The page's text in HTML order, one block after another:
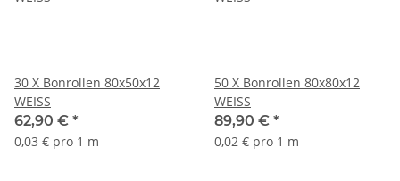
30 X Bonrollen 80x50x12
WEISS
62,90 € *
0,03 € pro 1 m
50 X Bonrollen 80x80x12
WEISS
89,90 € *
0,02 € pro 1 m